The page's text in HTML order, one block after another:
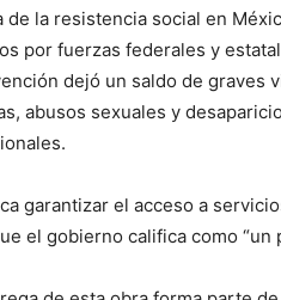
la resistencia social en
por fuerzas federales y
dejó un saldo de graves
abusos sexuales y
garantizar el acceso a
el gobierno califica como “un